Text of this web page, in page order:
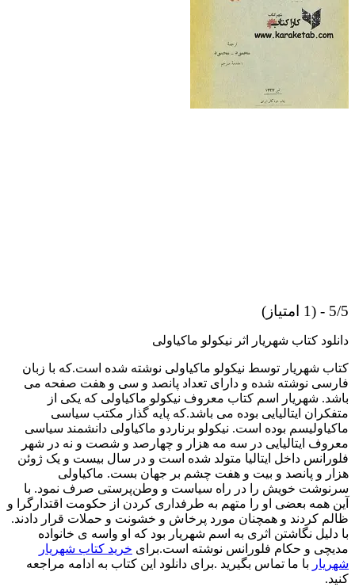
5/5 - (1 امتیاز)
دانلود کتاب شهریار اثر نیکولو ماکیاولی
کتاب شهریار توسط نیکولو ماکیاولی نوشته شده است.که با زبان
فارسی نوشته شده و دارای تعداد پانصد و سی و هفت صفحه می
باشد. شهریار اسم کتاب معروف نیکولو ماکیاولی که یکی از
متفکران ایتالیایی بوده می باشد.که پایه گذار مکتب سیاسی
ماکیاولیسم بوده است. نیکولو برناردو ماکیاولی دانشمند سیاسی
معروف ایتالیایی در سه مه هزار و چهارصد و شصت و نه در شهر
فلورانس داخل ایتالیا متولد شده است و در سال بیست و یک ژوئن
هزار و پانصد و بیت و هفت چشم بر جهان بست. ماکیاولی
سرنوشت خویش را در راه سیاست و وطن‌پرستی صرف نمود. با
آین همه بعضی او را متهم به طرفداری کردن از حکومت اقتدارگرا و
ظالم کردند و همچنان مورد پرخاش و خشونت و حملات قرار دادند.
با دلیل نگاشتن اثری به اسم شهریار بود که او واسه ی خانواده
مدیچی و حکام فلورانس نوشته‌ است.برای خرید کتاب شهریار
شهریار با ما تماس بگیرید .برای دانلود این کتاب به ادامه مراجعه
کنید.